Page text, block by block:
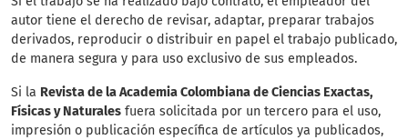
autor tiene el derecho de revisar, adaptar, preparar trabajos
derivados, reproducir o distribuir en papel el trabajo publicado,
de manera segura y para uso exclusivo de sus empleados.
Si la Revista de la Academia Colombiana de Ciencias Exactas,
Físicas y Naturales fuera solicitada por un tercero para el uso,
impresión o publicación específica de artículos ya publicados,